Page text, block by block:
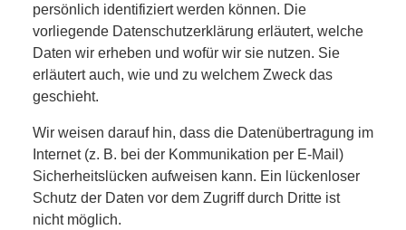
persönlich identifiziert werden können. Die
vorliegende Datenschutzerklärung erläutert, welche
Daten wir erheben und wofür wir sie nutzen. Sie
erläutert auch, wie und zu welchem Zweck das
geschieht.
Wir weisen darauf hin, dass die Datenübertragung im
Internet (z. B. bei der Kommunikation per E-Mail)
Sicherheitslücken aufweisen kann. Ein lückenloser
Schutz der Daten vor dem Zugriff durch Dritte ist
nicht möglich.